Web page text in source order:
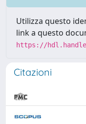
Utilizza questo
link a questo
https://
Citazioni